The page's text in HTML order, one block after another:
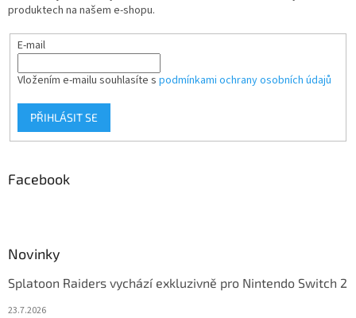
produktech na našem e-shopu.
E-mail
Vložením e-mailu souhlasíte s podmínkami ochrany osobních údajů
PŘIHLÁSIT SE
Facebook
Novinky
Splatoon Raiders vychází exkluzivně pro Nintendo Switch 2
23.7.2026